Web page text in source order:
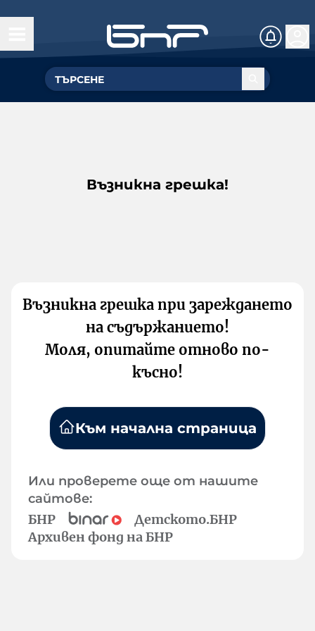
Възникна грешка!
Възникна грешка при зареждането
на съдържанието!
Моля, опитайте отново по-
късно!
Към начална страница
Или проверете още от нашите
сайтове:
БНР
Детското.БНР
Архивен фонд на БНР